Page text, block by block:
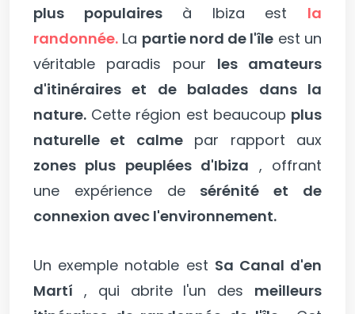
plus populairesà Ibiza est la
randonnée. La partie nord de l'île est un
véritable paradis pour les amateurs
d'itinéraires et de balades dans la
nature. Cette région est beaucoup plus
naturelle et calmepar rapport aux
zones plus peuplées d'Ibiza , offrant
une expérience de sérénité et de
connexion avec l'environnement.
Un exemple notable est Sa Canal d'en
Martí , qui abrite l'un des meilleurs